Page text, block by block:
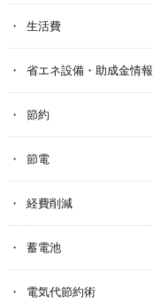
生活費
省エネ設備・助成金情報
節約
節電
経費削減
蓄電池
電気代節約術